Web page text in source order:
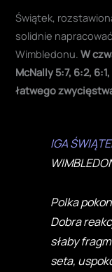
Świątek,
solidnie
Wimbledonu.W
McNally 5:7, 6:2,
łatwego
IGA
Polka
Dobra
słaby
seta,